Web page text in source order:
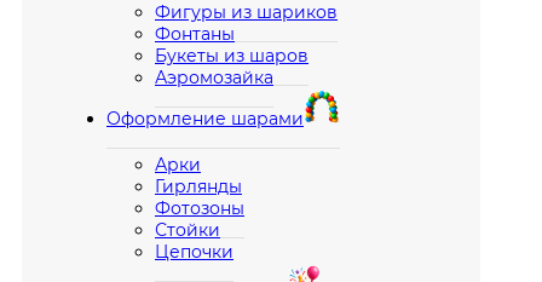
Фигуры из шариков
Фонтаны
Букеты из шаров
Аэромозайка
Оформление шарами
Арки
Гирлянды
Фотозоны
Стойки
Цепочки